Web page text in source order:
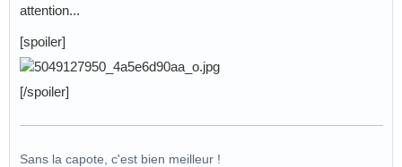
attention...
[spoiler]
[/spoiler]
Sans la capote, c'est bien meilleur !